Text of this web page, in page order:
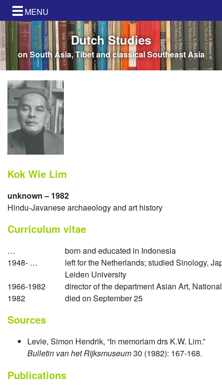
MENU
Dutch Studies
on South Asia, Tibet and classical Southeast Asia
Kok Wie Lim
unknown – 1982
Hindu-Javanese archaeology and art history
Curriculum vitae
…
born and educated in Indonesia
1948- …
left for the Netherlands; studied Sinology,
Leiden University
1966-1982
director of the department Asian Art,
1982
died on September 25
Sources
Levie, Simon Hendrik, “In memoriam drs K.W. Lim.”
Bulletin van het Rijksmuseum30 (1982): 167-168.
Publications